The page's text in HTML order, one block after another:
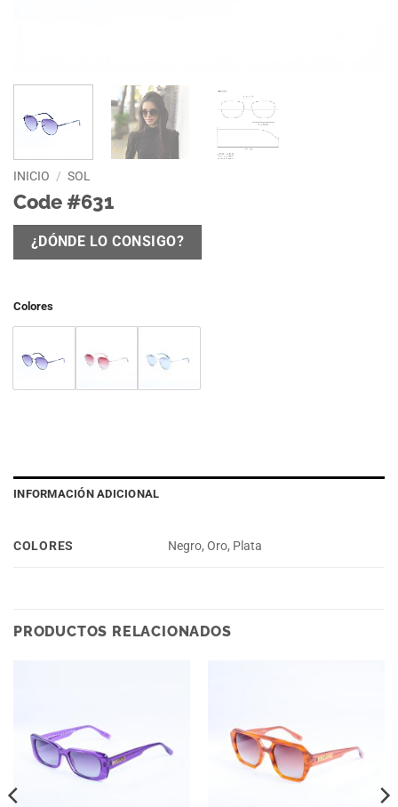
INICIO / SOL
Code #631
¿DÓNDE LO CONSIGO?
Colores
INFORMACIÓN ADICIONAL
COLORES Negro, Oro, Plata
PRODUCTOS RELACIONADOS